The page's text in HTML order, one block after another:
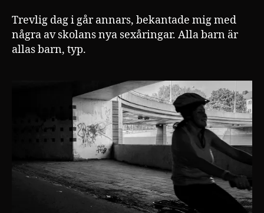
Trevlig dag i går annars, bekantade mig med
några av skolans nya sexåringar. Alla barn är
allas barn, typ.